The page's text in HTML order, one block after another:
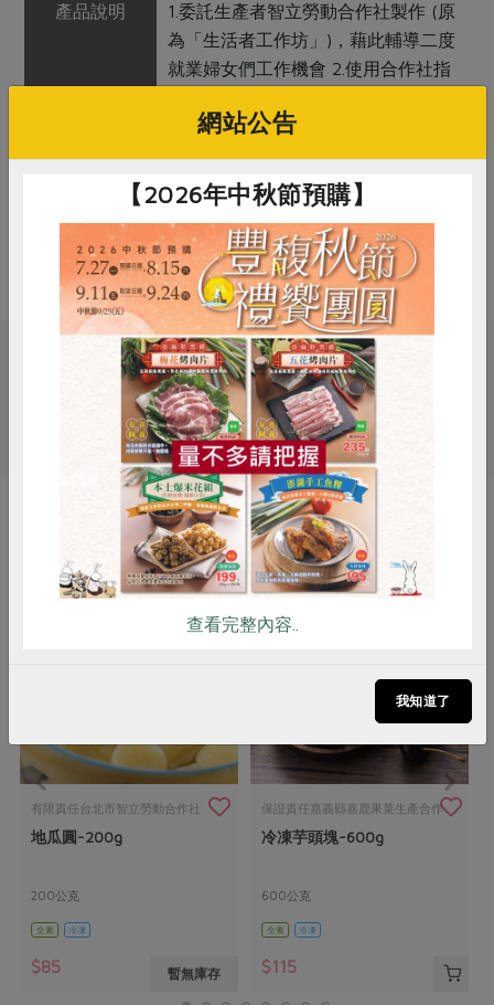
產品說明
1.委託生產者智立勞動合作社製作 (原
為「生活者工作坊」)，藉此輔導二度
就業婦女們工作機會 2.使用合作社指
注意事項
本品含有花生、大豆及其製品，對其
過敏者請勿食用
關鍵字
# 合作社介紹
你可能有興趣的產品
有限責任台北市智立勞動合作社
地瓜圓-200g
200公克
全素 冷凍
$85 暫無庫存
保證責任嘉義縣嘉鹿果菜生產合作
社
冷凍芋頭塊-600g
600公克
全素 冷凍
$115
RPET 食譜 減硝酸鹽
雞蛋 食安 共同購買
網站公告
【2026年中秋節預購】
查看完整內容..
我知道了